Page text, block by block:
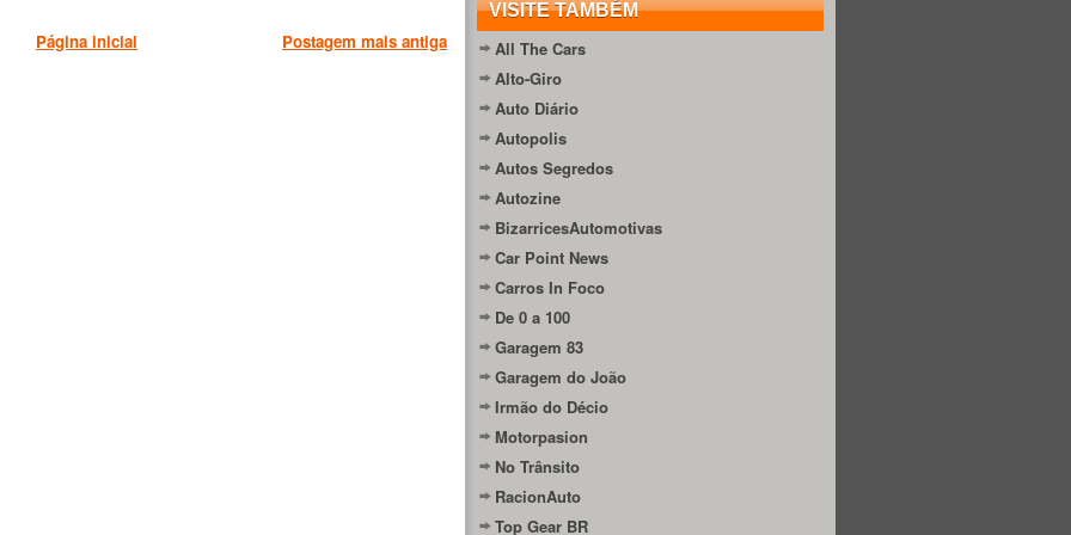
Postagem mais antiga
Página inicial
VISITE TAMBÉM
All The Cars
Alto-Giro
Auto Diário
Autopolis
Autos Segredos
Autozine
BizarricesAutomotivas
Car Point News
Carros In Foco
De 0 a 100
Garagem 83
Garagem do João
Irmão do Décio
Motorpasion
No Trânsito
RacionAuto
Top Gear BR